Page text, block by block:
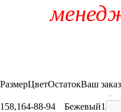
РазмерЦветОстатокВаш заказ
158,164-88-94 Бежевый1
-